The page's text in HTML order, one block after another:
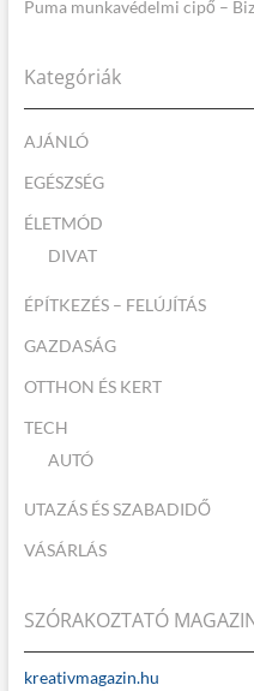
Puma munkavédelmi cipő –
Kategóriák
AJÁNLÓ
EGÉSZSÉG
ÉLETMÓD
DIVAT
ÉPÍTKEZÉS – FELÚJÍTÁS
GAZDASÁG
OTTHON ÉS KERT
TECH
AUTÓ
UTAZÁS ÉS SZABADIDŐ
VÁSÁRLÁS
SZÓRAKOZTATÓ
kreativmagazin.hu